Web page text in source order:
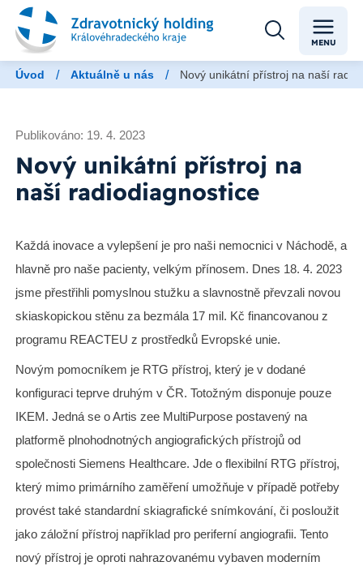
MENU
Úvod / Aktuálně u nás / Nový unikátní přístroj na naší
Publikováno: 19. 4. 2023
Nový unikátní přístroj na
naší radiodiagnostice
Každá inovace a vylepšení je pro naši nemocnici v Náchodě, a
hlavně pro naše pacienty, velkým přínosem. Dnes 18. 4. 2023
jsme přestřihli pomyslnou stužku a slavnostně převzali novou
skiaskopickou stěnu za bezmála 17 mil. Kč financovanou z
programu REACTEU z prostředků Evropské unie.
Novým pomocníkem je RTG přístroj, který je v dodané
konfiguraci teprve druhým v ČR. Totožným disponuje pouze
IKEM. Jedná se o Artis zee MultiPurpose postavený na
platformě plnohodnotných angiografických přístrojů od
společnosti Siemens Healthcare. Jde o flexibilní RTG přístroj,
který mimo primárního zaměření umožňuje v případě potřeby
provést také standardní skiagrafické snímkování, či posloužit
jako záložní přístroj například pro periferní angiografii. Tento
nový přístroj je oproti nahrazovanému vybaven moderním